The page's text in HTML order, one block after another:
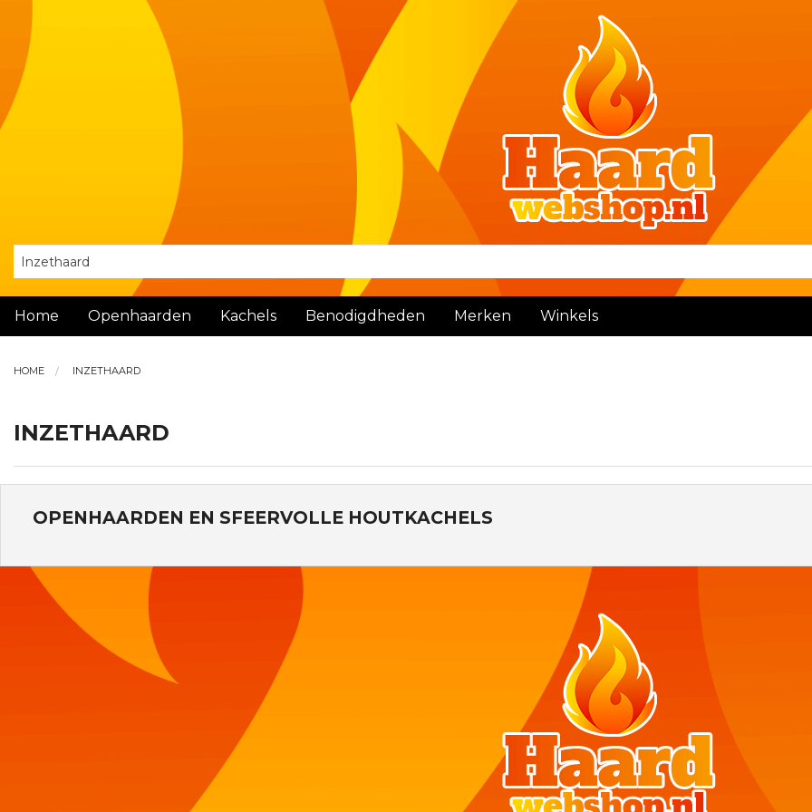
Home Openhaarden Kachels Benodigdheden Merken Winkels
HOME INZETHAARD
INZETHAARD
OPENHAARDEN EN SFEERVOLLE HOUTKACHELS